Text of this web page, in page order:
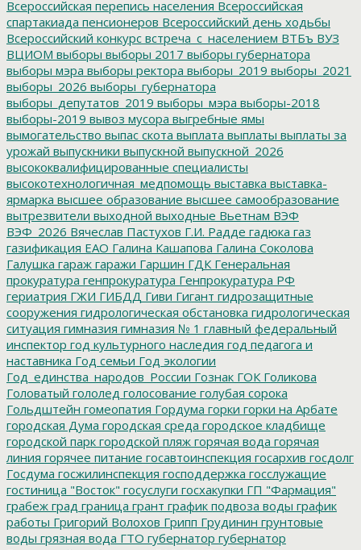
Всероссийская перепись населения Всероссийская
спартакиада пенсионеров Всероссийский день ходьбы
Всероссийский конкурс встреча_с_населением ВТБъ ВУЗ
ВЦИОМ выборы выборы 2017 выборы губернатора
выборы мэра выборы ректора выборы_2019 выборы_2021
выборы_2026 выборы_губернатора
выборы_депутатов_2019 выборы_мэра выборы-2018
выборы-2019 вывоз мусора выгребные ямы
вымогательство выпас скота выплата выплаты выплаты за
урожай выпускники выпускной выпускной_2026
высококвалифицированные специалисты
высокотехнологичная_медпомощь выставка выставка-
ярмарка высшее образование высшее самообразование
вытрезвители выходной выходные Вьетнам ВЭФ
ВЭФ_2026 Вячеслав Пастухов Г.И. Радде гадюка газ
газификация ЕАО Галина Кашапова Галина Соколова
Галушка гараж гаражи Гаршин ГДК Генеральная
прокуратура генпрокуратура Генпрокуратура РФ
гериатрия ГЖИ ГИБДД Гиви Гигант гидрозащитные
сооружения гидрологическая обстановка гидрологическая
ситуация гимназия гимназия № 1 главный федеральный
инспектор год культурного наследия год педагога и
наставника Год семьи Год экологии
Год_единства_народов_России Гознак ГОК Голикова
Головатый гололед голосование голубая сорока
Гольдштейн гомеопатия Гордума горки горки на Арбате
городская Дума городская среда городское кладбище
городской парк городской пляж горячая вода горячая
линия горячее питание госавтоинспекция госархив госдолг
Госдума госжилинспекция господдержка госслужащие
гостиница "Восток" госуслуги госхакупки ГП "Фармация"
грабеж град граница грант график подвоза воды график
работы Григорий Волохов Грипп Грудинин грунтовые
воды грязная вода ГТО губернатор губернатор